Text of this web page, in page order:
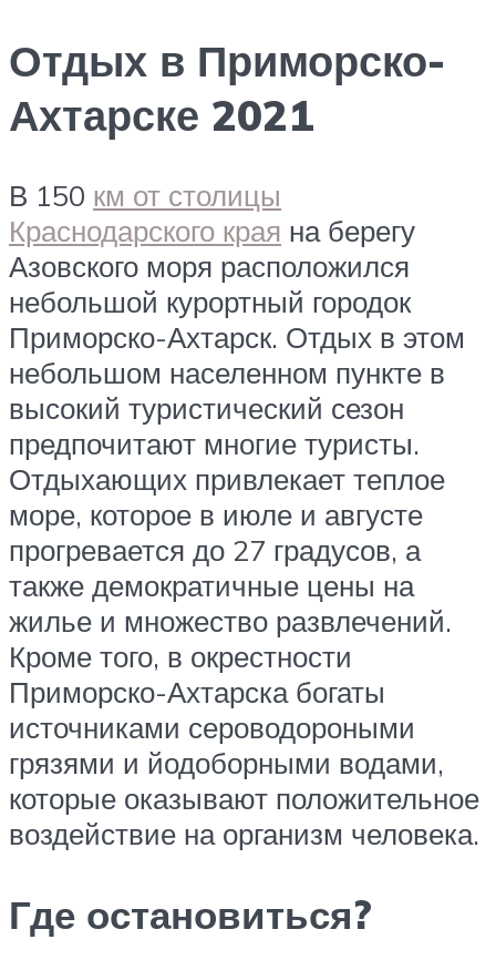
Отдых в Приморско-
Ахтарске 2021
В 150 км от столицы
Краснодарского края на берегу
Азовского моря расположился
небольшой курортный городок
Приморско-Ахтарск. Отдых в этом
небольшом населенном пункте в
высокий туристический сезон
предпочитают многие туристы.
Отдыхающих привлекает теплое
море, которое в июле и августе
прогревается до 27 градусов, а
также демократичные цены на
жилье и множество развлечений.
Кроме того, в окрестности
Приморско-Ахтарска богаты
источниками сероводороными
грязями и йодоборными водами,
которые оказывают положительное
воздействие на организм человека.
Где остановиться?